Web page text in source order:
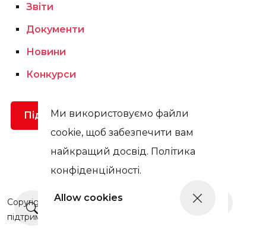
Ми використовуємо файли
cookie, щоб забезпечити вам
найкращий досвід. Політика
конфіденційності.
Allow cookiesЩе новини
Звіти
Документи
Новини
Конкурси
Підтримати
Copyright © Цей сайт був оновлений у 2025 році завдяки
підтримці Prague Civil Society Centre